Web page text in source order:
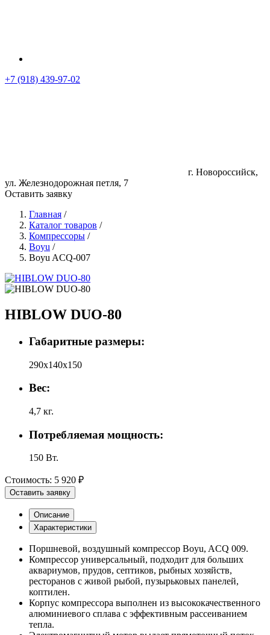
+7 (918) 439-97-02
г. Новороссийск,
ул. Железнодорожная петля, 7
Оставить заявку
Главная /
Каталог товаров /
Компрессоры /
Boyu /
Boyu ACQ-007
HIBLOW DUO-80
Габаритные размеры:
290x140x150
Вес:
4,7 кг.
Потребляемая мощность:
150 Вт.
Стоимость: 5 920 ₽
Оставить заявку
Описание
Характеристики
Поршневой, воздушный компрессор Boyu, ACQ 009.
Компрессор универсальный, подходит для больших
аквариумов, прудов, септиков, рыбных хозяйств,
ресторанов с живой рыбой, пузырьковых панелей,
коптилен.
Корпус компрессора выполнен из высококачественного
алюминиевого сплава с эффективным рассеиванием
тепла.